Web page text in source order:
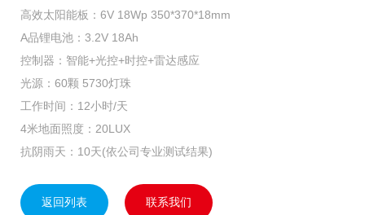
高效太阳能板：6V 18Wp 350*370*18mm
A品锂电池：3.2V 18Ah
控制器：智能+光控+时控+雷达感应
光源：60颗 5730灯珠
工作时间：12小时/天
4米地面照度：20LUX
抗阴雨天：10天(依公司专业测试结果)
返回列表 联系我们